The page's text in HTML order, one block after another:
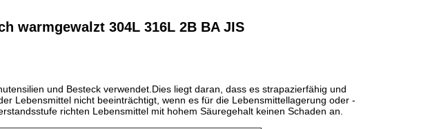
warmgewalzt 304L 316L 2B BA JIS
und Besteck verwendet.Dies liegt daran, dass es strapazierfähig und
Lebensmittel nicht beeinträchtigt, wenn es für die Lebensmittellagerung oder -
richten Lebensmittel mit hohem Säuregehalt keinen Schaden an.